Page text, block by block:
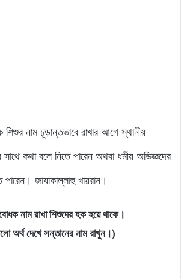
নাম চূড়ান্তভাবে রাখার আগে স্থানীয়
কথা বলে নিতে পারেন অথবা ধর্মীয় অভিজ্ঞদের
পারেন। জাযাকাল্লাহু খায়রান।
নাম রাখা শিশুদের হক হয়ে থাকে।
অর্থ দেখে সন্তানের নাম রাখুন।)